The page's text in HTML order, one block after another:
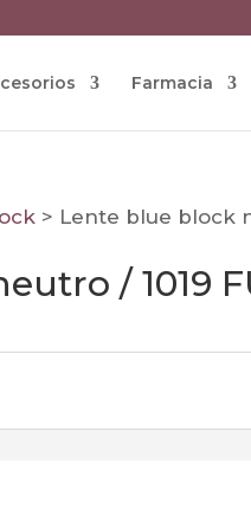
Farmacia
> Lente blue block
/ 1019